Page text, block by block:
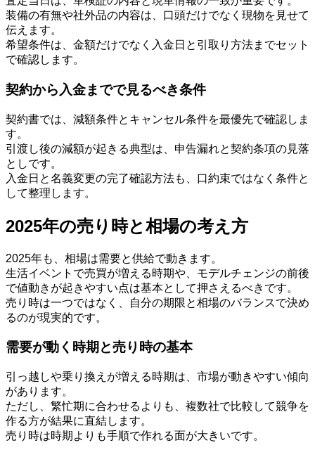
装備の有無や社外品の内容は、口頭だけでなく現物を見せて
伝えます。
希望条件は、金額だけでなく入金日と引取り方法までセット
で確認します。
契約から入金までで見るべき条件
契約書では、減額条件とキャンセル条件を最優先で確認しま
す。
引渡し後の減額が起きる典型は、申告漏れと契約条項の見落
としです。
入金日と名義変更の完了確認方法も、口約束ではなく条件と
して整理します。
2025年の売り時と相場の考え方
2025年も、相場は需要と供給で動きます。
生活イベントで売買が増える時期や、モデルチェンジの前後
で値動きが起きやすい点は基本として押さえるべきです。
売り時は一つではなく、自分の期限と相場のバランスで決め
るのが現実的です。
需要が動く時期と売り時の基本
引っ越しや乗り換えが増える時期は、市場が動きやすい傾向
があります。
ただし、繁忙期に合わせるよりも、複数社で比較して競争を
作る方が結果に直結します。
売り時は時期よりも手順で作れる面が大きいです。